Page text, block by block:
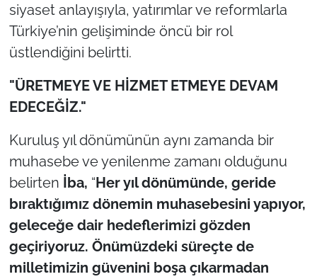
siyaset anlayışıyla, yatırımlar ve reformlarla
Türkiye’nin gelişiminde öncü bir rol
üstlendiğini belirtti.
"ÜRETMEYE VE HİZMET ETMEYE DEVAM
EDECEĞİZ."
Kuruluş yıl dönümünün aynı zamanda bir
muhasebe ve yenilenme zamanı olduğunu
belirten İba, “Her yıl dönümünde, geride
bıraktığımız dönemin muhasebesini yapıyor,
geleceğe dair hedeflerimizi gözden
geçiriyoruz. Önümüzdeki süreçte de
milletimizin güvenini boşa çıkarmadan
Genel-A
Gündem-Eğitim